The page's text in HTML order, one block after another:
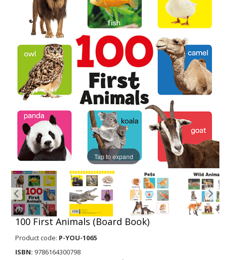
Tap to expand
100 First Animals (Board Book)
Product code: P-YOU-1065
ISBN: 9786164300798